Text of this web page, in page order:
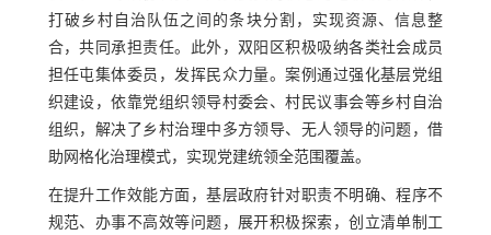
打破乡村自治队伍之间的条块分割，实现资源、信息整
合，共同承担责任。此外，双阳区积极吸纳各类社会成员
担任屯集体委员，发挥民众力量。案例通过强化基层党组
织建设，依靠党组织领导村委会、村民议事会等乡村自治
组织，解决了乡村治理中多方领导、无人领导的问题，借
助网格化治理模式，实现党建统领全范围覆盖。
在提升工作效能方面，基层政府针对职责不明确、程序不
规范、办事不高效等问题，展开积极探索，创立清单制工